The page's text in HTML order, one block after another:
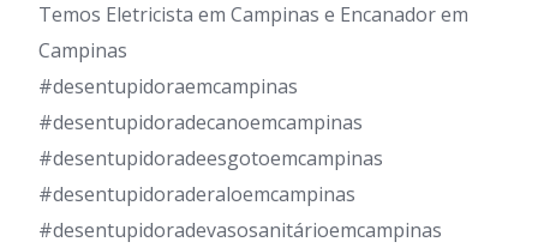
Temos Eletricista em Campinas e Encanador em
Campinas
#desentupidoraemcampinas
#desentupidoradecanoemcampinas
#desentupidoradeesgotoemcampinas
#desentupidoraderaloemcampinas
#desentupidoradevasosanitárioemcampinas